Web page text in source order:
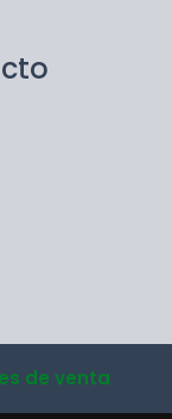
de venta